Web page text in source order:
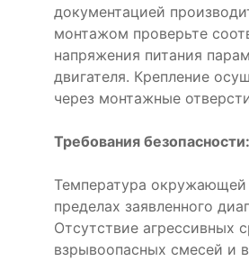
документацией
монтажом проверьте
напряжения питания
двигателя. Крепление
через монтажные
Требования безопасности:
Температура
пределах заявленного
Отсутствие агрессивных
взрывоопасных смесей и